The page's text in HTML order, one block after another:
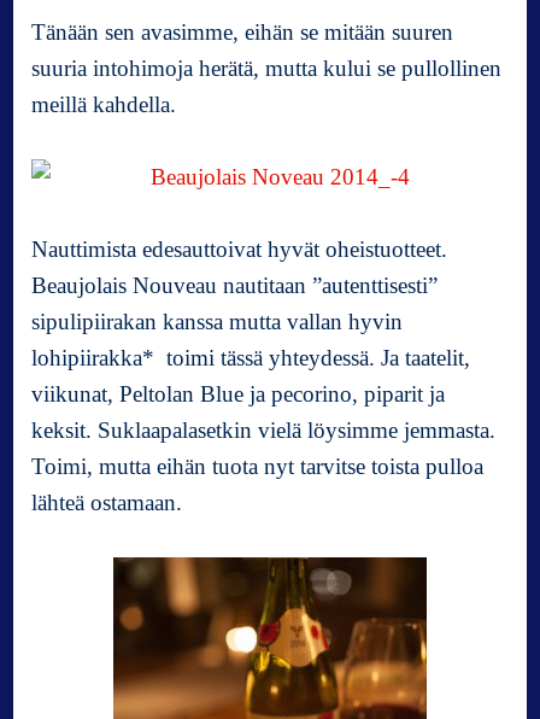
t
e
a
a
u
l
a
i
N
v
a
2
0
Tänään sen avasimme, eihän se mitään suuren
suuria intohimoja herätä, mutta kului se pullollinen
meillä kahdella.
Nauttimista edesauttoivat hyvät oheistuotteet.
Beaujolais Nouveau nautitaan ”autenttisesti”
sipulipiirakan kanssa mutta vallan hyvin
lohipiirakka* toimi tässä yhteydessä. Ja taatelit,
viikunat, Peltolan Blue ja pecorino, piparit ja
keksit. Suklaapalasetkin vielä löysimme jemmasta.
Toimi, mutta eihän tuota nyt tarvitse toista pulloa
lähteä ostamaan.